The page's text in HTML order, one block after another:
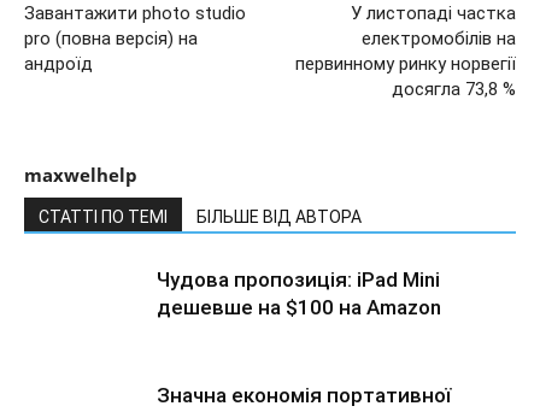
Завантажити photo studio
pro (повна версія) на
андроїд
У листопаді частка
електромобілів на
первинному ринку норвегії
досягла 73,8 %
maxwelhelp
СТАТТІ ПО ТЕМІ БІЛЬШЕ ВІД АВТОРА
Чудова пропозиція: iPad Mini
дешевше на $100 на Amazon
Значна економія портативної